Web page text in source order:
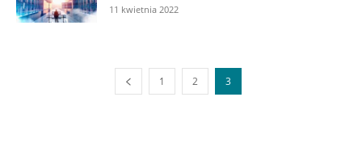
11 kwietnia 2022
1 2 3